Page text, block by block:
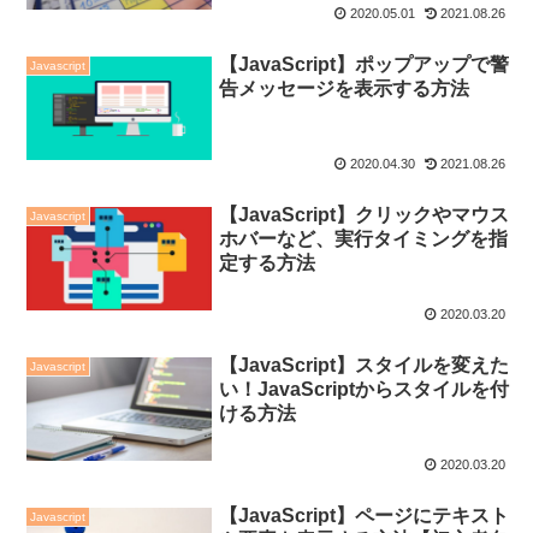
2020.05.01 2021.08.26
Javascript
【JavaScript】ポップアップで警
告メッセージを表示する方法
2020.04.30 2021.08.26
Javascript
【JavaScript】クリックやマウス
ホバーなど、実行タイミングを指
定する方法
2020.03.20
Javascript
【JavaScript】スタイルを変えた
い！JavaScriptからスタイルを付
ける方法
2020.03.20
Javascript
【JavaScript】ページにテキスト